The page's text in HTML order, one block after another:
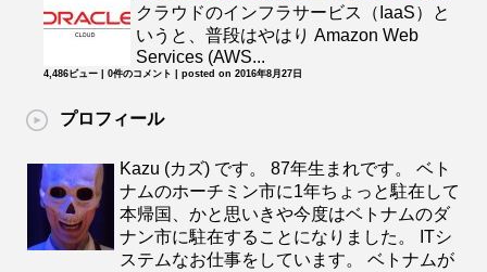
クラウドのインフラサービス（IaaS）と
いうと、普段はやはり Amazon Web
Services (AWS...
4,486ビュー 0件のコメント posted on 2016年8月27日
プロフィール
Kazu (カズ) です。 87年生まれです。 ベト
ナムのホーチミン市に1年ちょっと駐在して
本帰国、かと思いきや今度はベトナムのダ
ナン市に駐在することになりました。 ITシ
ステムなお仕事をしています。 ベトナムが